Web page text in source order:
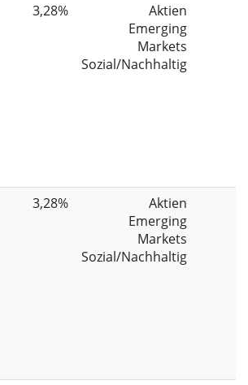
3,28%
Aktien
Emerging
Markets
Sozial/Nachhaltig
3,28%
Aktien
Emerging
Markets
Sozial/Nachhaltig